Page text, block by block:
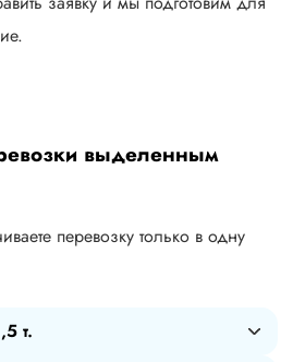
выделенным
перевозку только в одну
т.